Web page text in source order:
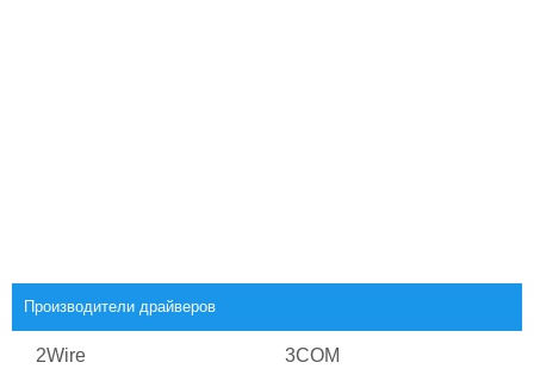
Производители драйверов
2Wire 3COM